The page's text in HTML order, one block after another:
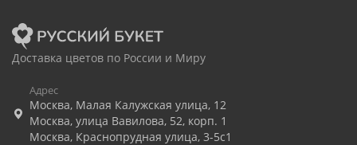
Доставка цветов по России и Миру
Адрес
Москва, Малая Калужская улица, 12
Москва, улица Вавилова, 52, корп. 1
Москва, Краснопрудная улица, 3-5с1